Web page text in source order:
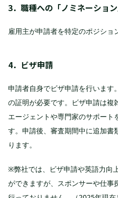
3．職種への「ノミネーショ
雇用主が申請者を特定のポジショ
4．ビザ申請
申請者自身でビザ申請を行います
の証明が必要です。ビザ申請は複
エージェントや専門家のサポート
す。申請後、審査期間中に追加書
ります。
※弊社では、ビザ申請や英語力向
ができますが、スポンサーや仕事